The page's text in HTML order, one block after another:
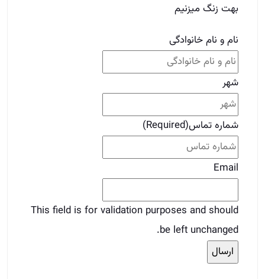
بهت زنگ میزنیم
نام و نام خانوادگی
شهر
شماره تماس(Required)
Email
This field is for validation purposes and should
be left unchanged.